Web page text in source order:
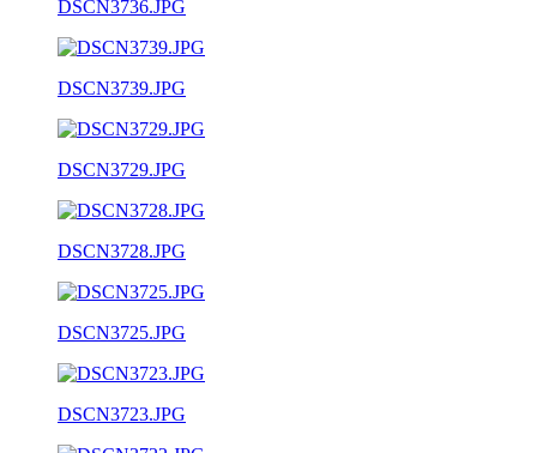
DSCN3736.JPG
DSCN3739.JPG
DSCN3729.JPG
DSCN3728.JPG
DSCN3725.JPG
DSCN3723.JPG